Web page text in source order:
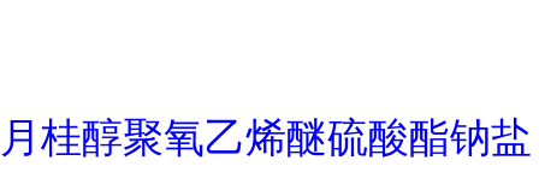
月桂醇聚氧乙烯醚硫酸酯钠盐